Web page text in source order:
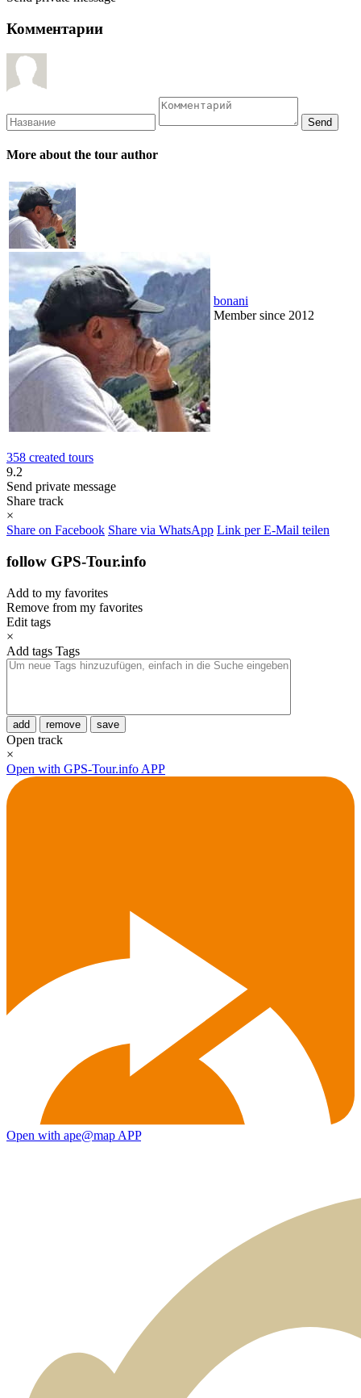
Комментарии
More about the tour author
bonani
Member since 2012
358 created tours
9.2
Send private message
Share track
×
Share on Facebook Share via WhatsApp Link per E-Mail teilen
follow GPS-Tour.info
Add to my favorites
Remove from my favorites
Edit tags
×
Add tags Tags
add remove save
Open track
×
Open with GPS-Tour.info APP
Open with ape@map APP